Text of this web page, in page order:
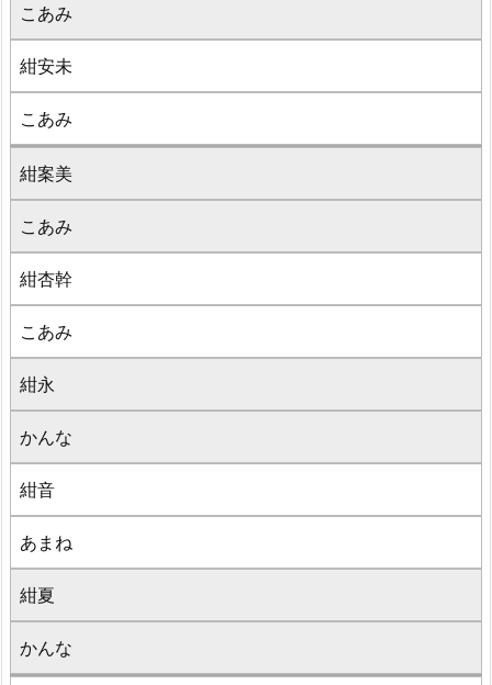
こあみ
紺安未
こあみ
紺案美
こあみ
紺杏幹
こあみ
紺永
かんな
紺音
あまね
紺夏
かんな